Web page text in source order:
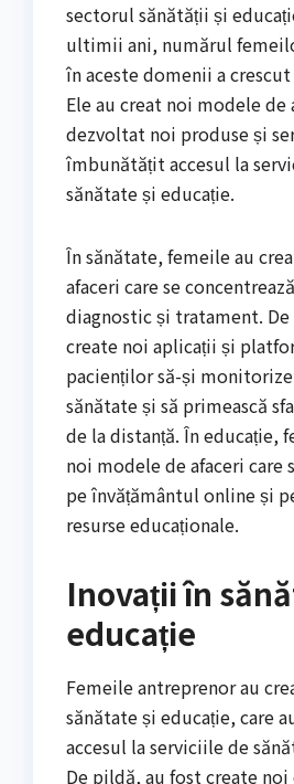
sectorul sănătății și
ultimii ani, numărul
în aceste domenii a
Ele au creat noi modele de
dezvoltat noi produse și
îmbunătățit accesul la
sănătate și educație.
În sănătate, femeile au
afaceri care se
diagnostic și tratament.
create noi aplicații și
pacienților să-și
sănătate și să primească
de la distanță. În educație,
noi modele de afaceri care
pe învățământul online și
resurse educaționale.
Inovații în
educație
Femeile antreprenor au
sănătate și educație, care
accesul la serviciile de
De pildă, au fost create